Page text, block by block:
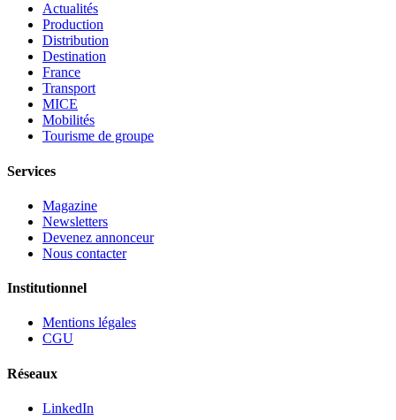
Actualités
Production
Distribution
Destination
France
Transport
MICE
Mobilités
Tourisme de groupe
Services
Magazine
Newsletters
Devenez annonceur
Nous contacter
Institutionnel
Mentions légales
CGU
Réseaux
LinkedIn